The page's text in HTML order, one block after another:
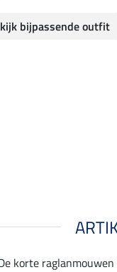
bijpassende outfit
korte